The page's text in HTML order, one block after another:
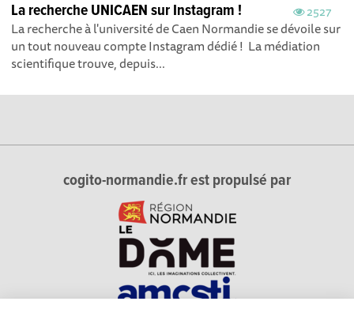
2527
La recherche UNICAEN sur Instagram !
La recherche à l'université de Caen Normandie se dévoile sur
un tout nouveau compte Instagram dédié ! La médiation
scientifique trouve, depuis...
cogito-normandie.fr est propulsé par